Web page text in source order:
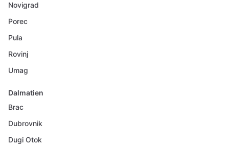
Novigrad
Porec
Pula
Rovinj
Umag
Dalmatien
Brac
Dubrovnik
Dugi Otok